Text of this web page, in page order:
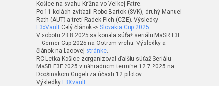
Košice na svahu Krížna vo Veľkej Fatre.
Po 11 kolách zvíťazil Robo Bartok (SVK), druhý Manuel
Rath (AUT) a tretí Radek Plch (CZE). Výsledky
F3xVault Celý článok -> Slovakia Cup 2025
V sobotu 23.8.2025 sa konala súťaž seriálu MaSR F3F
– Gemer Cup 2025 na Ostrom vrchu. Výsledky a
článok na Lacovej stránke.
RC Letka Košice zorganizoval ďalšiu súťaž Seriálu
MaSR F3F 2025 v náhradnom termíne 12.7.2025 na
Dobšinskom Gugeli za účasti 12 pilotov.
Výsledky F3Xvault